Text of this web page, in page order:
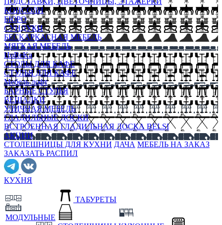
КОНСОЛИ
БЮРО
СУНДУКИ
БЕСКАРКАСНАЯ МЕБЕЛЬ
МЯГКАЯ МЕБЕЛЬ
HoReKa
СТОЛЫ ДЛЯ КАФЕ
СТУЛЬЯ ДЛЯ КАФЕ
Мебель лофт
БАРНЫЕ СТУЛЬЯ
ВЕШАЛКИ
УЛИЧНАЯ МЕБЕЛЬ
ГЛАДИЛЬНЫЕ ДОСКИ
ВСТРОЕННАЯ ГЛАДИЛЬНАЯ ДОСКА BELSI
АКЦИИ
СТОЛЕШНИЦЫ ДЛЯ КУХНИ ДАЧА МЕБЕЛЬ НА ЗАКАЗ
ЗАКАЗАТЬ РАСПИЛ
КУХНЯ
МОДУЛЬНЫЕ
ТАБУРЕТЫ